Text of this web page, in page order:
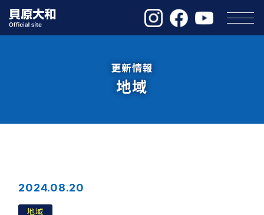
更新情報
地域
2024.08.20
地域